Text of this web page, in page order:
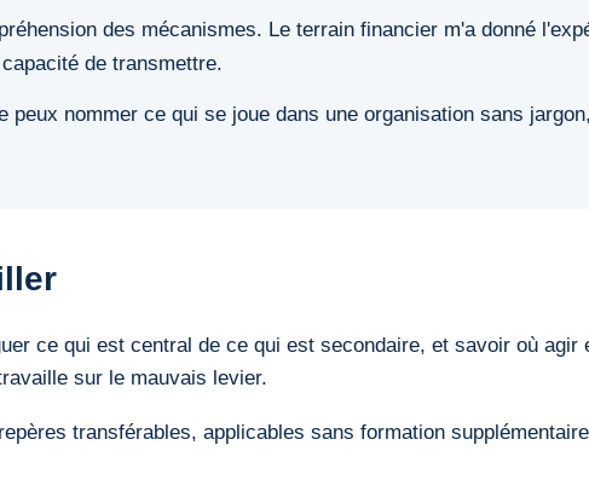
des mécanismes. Le terrain financier m'a donné
de transmettre.
peux nommer ce qui se joue dans une organisation sans
ce qui est central de ce qui est secondaire, et savoir où agir
sur le mauvais levier.
transférables, applicables sans formation